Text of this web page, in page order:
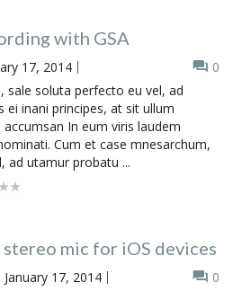
with GSA
17, 2014
0
sale soluta perfecto eu vel, ad
inani principes, at sit ullum
In eum viris laudem
Cum et case mnesarchum,
ad utamur probatu ...
stereo mic for iOS devices
January 17, 2014
0